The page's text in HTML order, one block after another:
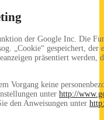
der Google Inc. Die
„Cookie“ gespeichert,
präsentiert
Vorgang keine
unter http://
den Anweisungen unter